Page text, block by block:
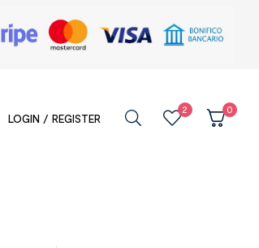
LOGIN / REGISTER
2 0